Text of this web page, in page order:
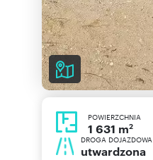
POWIERZCHNIA
1 631 m2
DROGA DOJAZDOWA
utwardzona